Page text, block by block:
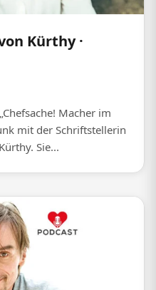
Kürthy ·
Macher im
mit der Schriftstellerin
Sie...